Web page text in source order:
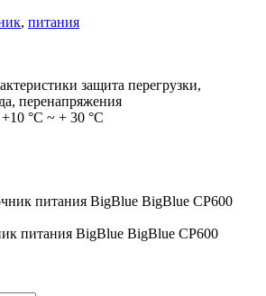
, питания
защита перегрузки,
перенапряжения
+10 °C ~ + 30 °C
питания BigBlue BigBlue CP600